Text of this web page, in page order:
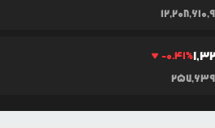
-0.41%